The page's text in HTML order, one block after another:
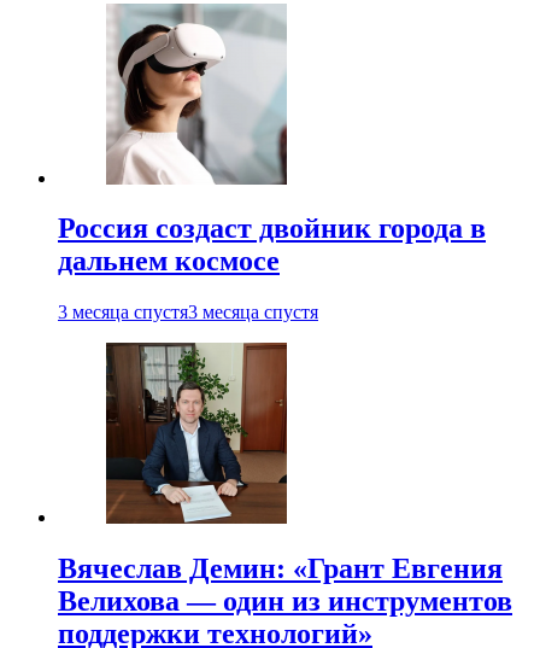
Россия создаст двойник города в
дальнем космосе
3 месяца спустя3 месяца спустя
Вячеслав Демин: «Грант Евгения
Велихова — один из инструментов
поддержки технологий»